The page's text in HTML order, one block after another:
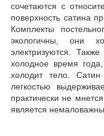
сочетаются с
поверхность сатина
Комплекты
экологичны, они
электризуются.
холодное время
холодит тело.
легкостью
практически не
является